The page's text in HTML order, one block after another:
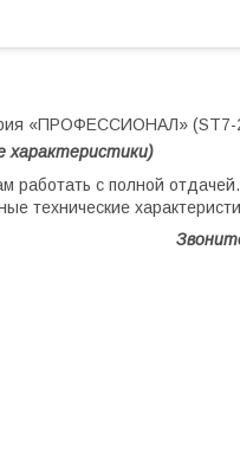
«ПРОФЕССИОНАЛ» (ST7-
характеристики)
работать с полной
технические